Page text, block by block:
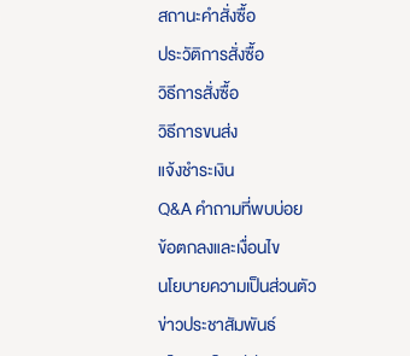
สถานะคำสั่งซื้อ
ประวัติการสั่งซื้อ
วิธีการสั่งซื้อ
วิธีการขนส่ง
แจ้งชำระเงิน
Q&A คำถามที่พบบ่อย
ข้อตกลงและเงื่อนไข
นโยบายความเป็นส่วนตัว
ข่าวประชาสัมพันธ์